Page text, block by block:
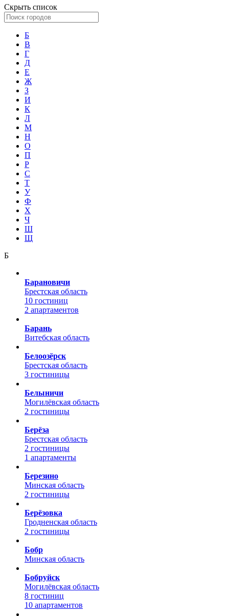
Скрыть список
Б
В
Г
Д
Е
Ж
З
И
К
Л
М
Н
О
П
Р
С
Т
У
Ф
Х
Ч
Ш
Щ
Б
Барановичи
Брестская область
10 гостиниц
2 апартаментов
Барань
Витебская область
Белоозёрск
Брестская область
3 гостиницы
Белыничи
Могилёвская область
2 гостиницы
Берёза
Брестская область
2 гостиницы
1 апартаменты
Березино
Минская область
2 гостиницы
Берёзовка
Гродненская область
2 гостиницы
Бобр
Минская область
Бобруйск
Могилёвская область
8 гостиниц
10 апартаментов